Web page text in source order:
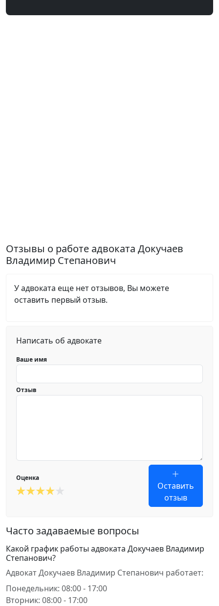
Отзывы о работе адвоката Докучаев
Владимир Степанович
У адвоката еще нет отзывов, Вы можете
оставить первый отзыв.
Написать об адвокате
Ваше имя
Отзыв
Оценка
Оставить
отзыв
Часто задаваемые вопросы
Какой график работы адвоката Докучаев Владимир
Степанович?
Адвокат Докучаев Владимир Степанович работает:
Понедельник: 08:00 - 17:00
Вторник: 08:00 - 17:00